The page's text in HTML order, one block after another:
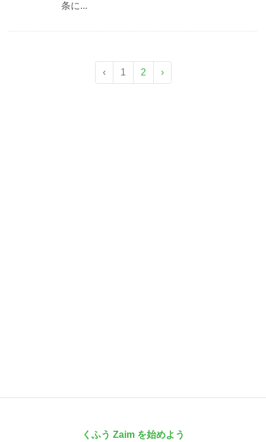
条に...
‹ 1 2 ›
くふう Zaim を始めよう